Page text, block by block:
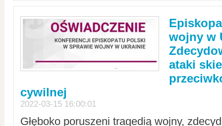
wojny w
ataki
cywilnej
2022-03-15 16:00:01
Głęboko poruszeni tragedią wojny,